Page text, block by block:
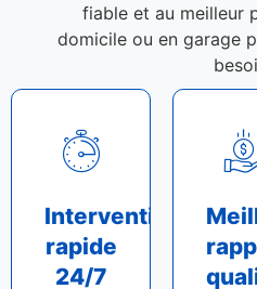
fiable et au meilleur
domicile ou en garage
Intervention
rapide
24/7